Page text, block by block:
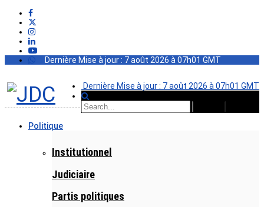
Dernière Mise à jour : 7 août 2026 à 07h01 GMT
Dernière Mise à jour : 7 août 2026 à 07h01 GMT
Politique
Institutionnel
Judiciaire
Partis politiques